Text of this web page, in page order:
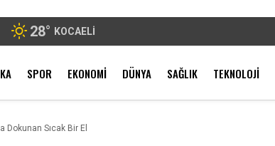
28° KOCAELI
SPOR EKONOMI DÜNYA SAĞLIK TEKNOLOJI
Dokunan Sıcak Bir El